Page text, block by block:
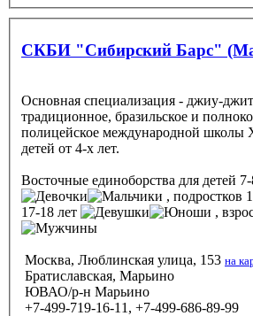
СКБИ "Сибирский Барс"
Основная специализация - джиу-
традиционное, бразильское и
полицейское международной
детей от 4-х лет.
Восточные единоборства для детей
, подростков
17-18 лет
,
Москва, Люблинская улица, 153 на
Братиславская, Марьино
ЮВАО/р-н Марьино
+7-499-719-16-11, +7-499-686-89-99